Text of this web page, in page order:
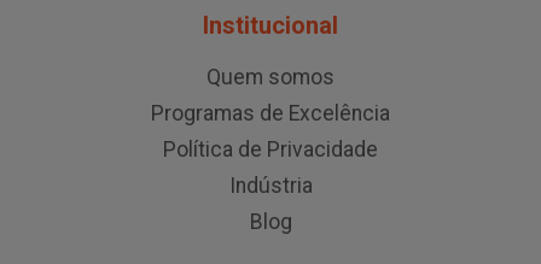
Institucional
Quem somos
Programas de Excelência
Política de Privacidade
Indústria
Blog